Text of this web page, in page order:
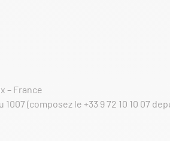
– France
(composez le +33 9 72 10 10 07